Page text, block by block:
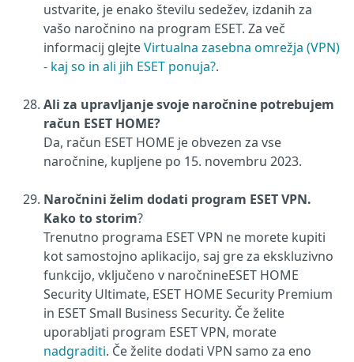
ustvarite, je enako številu sedežev, izdanih za
vašo naročnino na program ESET. Za več
informacij glejteVirtualna zasebna omrežja (VPN)
- kaj so in ali jih ESET ponuja?.
Ali za upravljanje svoje naročnine potrebujem
račun ESET HOME?
Da, račun ESET HOME je obvezen za vse
naročnine, kupljene po 15. novembru 2023.
Naročnini želim dodati program ESET VPN.
Kako to storim?
Trenutno programa ESET VPN ne morete kupiti
kot samostojno aplikacijo, saj gre za ekskluzivno
funkcijo, vključeno v naročnineESET HOME
Security Ultimate, ESET HOME Security Premium
in ESET Small Business Security. Če želite
uporabljati program ESET VPN, morate
nadgraditi. Če želite dodati VPN samo za eno